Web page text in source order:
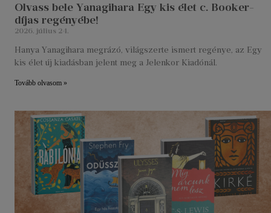
Olvass bele Yanagihara Egy kis élet c. Booker-
díjas regényébe!
2026. július 24.
Hanya Yanagihara megrázó, világszerte ismert regénye, az Egy
kis élet új kiadásban jelent meg a Jelenkor Kiadónál.
Tovább olvasom »